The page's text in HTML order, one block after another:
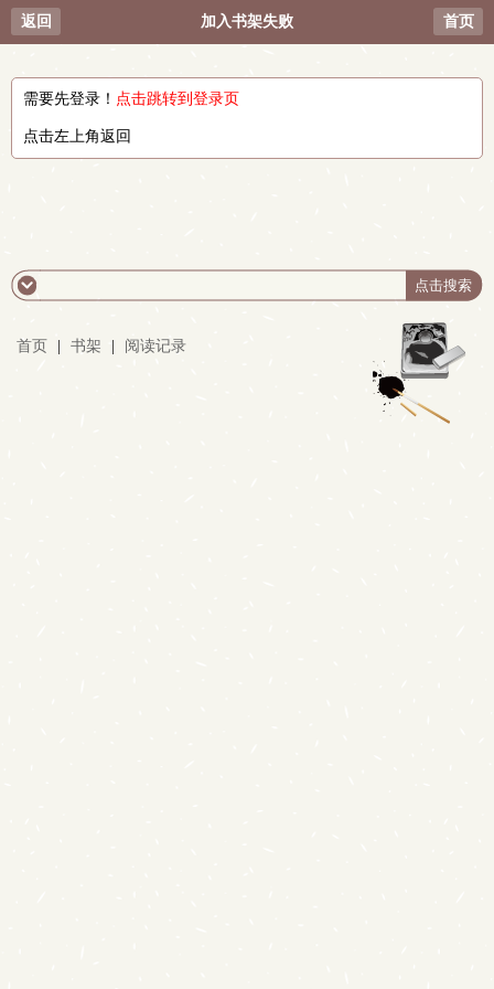
返回 加入书架失败 首页
需要先登录！ 点击跳转到登录页
点击左上角返回
首页 书架 阅读记录